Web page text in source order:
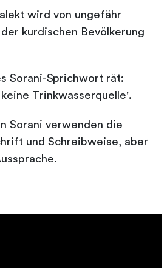
wird von ungefähr
kurdischen Bevölkerung
Sorani-Sprichwort rät:
Trinkwasserquelle'.
Sorani verwenden die
und Schreibweise, aber